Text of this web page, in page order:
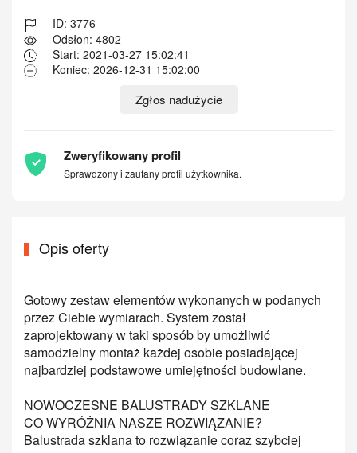
ID: 3776
Odsłon: 4802
Start: 2021-03-27 15:02:41
Koniec: 2026-12-31 15:02:00
Zgłos nadużycie
Zweryfikowany profil
Sprawdzony i zaufany profil użytkownika.
Opis oferty
Gotowy zestaw elementów wykonanych w podanych
przez Ciebie wymiarach. System został
zaprojektowany w taki sposób by umożliwić
samodzielny montaż każdej osobie posiadającej
najbardziej podstawowe umiejętności budowlane.
NOWOCZESNE BALUSTRADY SZKLANE
CO WYRÓŻNIA NASZE ROZWIĄZANIE?
Balustrada szklana to rozwiązanie coraz szybciej